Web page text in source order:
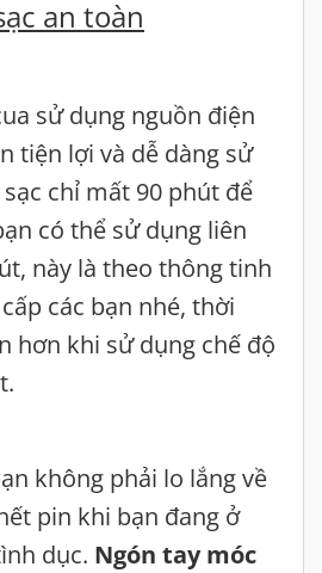
an toàn
sử dụng nguồn điện
tiện lợi và dễ dàng sử
chỉ mất 90 phút để
có thể sử dụng liên
này là theo thông tinh
các bạn nhé, thời
hơn khi sử dụng chế độ
không phải lo lắng về
pin khi bạn đang ở
dục. Ngón tay móc